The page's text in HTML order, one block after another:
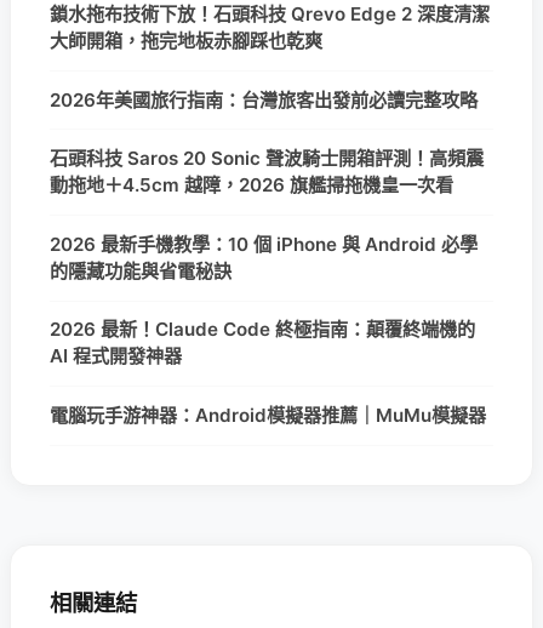
鎖水拖布技術下放！石頭科技 Qrevo Edge 2 深度清潔
大師開箱，拖完地板赤腳踩也乾爽
2026年美國旅行指南：台灣旅客出發前必讀完整攻略
石頭科技 Saros 20 Sonic 聲波騎士開箱評測！高頻震
動拖地＋4.5cm 越障，2026 旗艦掃拖機皇一次看
2026 最新手機教學：10 個 iPhone 與 Android 必學
的隱藏功能與省電秘訣
2026 最新！Claude Code 終極指南：顛覆終端機的
AI 程式開發神器
電腦玩手游神器：Android模擬器推薦｜MuMu模擬器
相關連結